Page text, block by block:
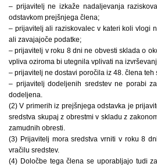
– prijavitelj ne izkaže nadaljevanja
odstavkom prejšnjega člena;
– prijavitelj ali raziskovalec v kateri koli vlogi
ali zavajajoče podatke;
– prijavitelj v roku 8 dni ne obvesti sklada o
vpliva oziroma bi utegnila vplivati na
– prijavitelj ne dostavi poročila iz 48. člena
– prijavitelj dodeljenih sredstev ne porabi
dodeljena.
(2) V primerih iz prejšnjega odstavka je
sredstva skupaj z obrestmi v skladu z
zamudnih obresti.
(3) Prijavitelj mora sredstva vrniti v roku 8
vračilu sredstev.
(4) Določbe tega člena se uporabljajo tudi